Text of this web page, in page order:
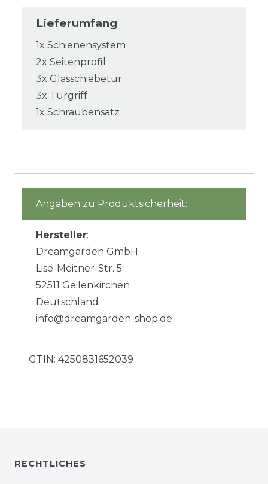
Lieferumfang
1x Schienensystem
2x Seitenprofil
3x Glasschiebetür
3x Türgriff
1x Schraubensatz
Angaben zu Produktsicherheit:
Hersteller:
Dreamgarden GmbH
Lise-Meitner-Str. 5
52511 Geilenkirchen
Deutschland
info@dreamgarden-shop.de
GTIN: 4250831652039
RECHTLICHES